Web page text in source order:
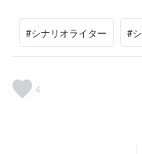
#シナリオライター #
4